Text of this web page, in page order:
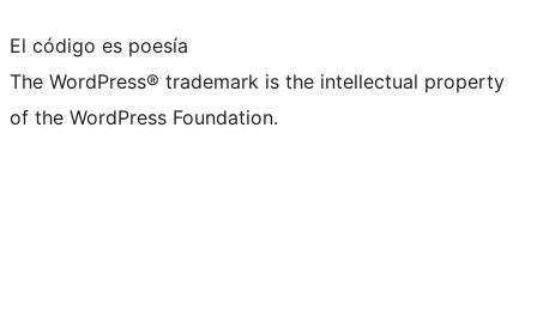
El código es poesía
The WordPress® trademark is the intellectual property
of the WordPress Foundation.